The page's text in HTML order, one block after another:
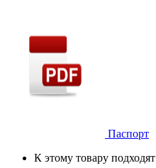
Паспорт
К этому товару подходят